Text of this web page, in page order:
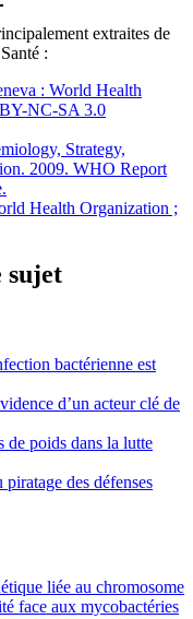
extraites de
:
: World Health
NC-SA 3.0
Strategy,
2009. WHO Report
Health Organization ;
sujet
bactérienne est
d’un acteur clé de
de poids dans la lutte
des défenses
liée au chromosome
face aux mycobactéries